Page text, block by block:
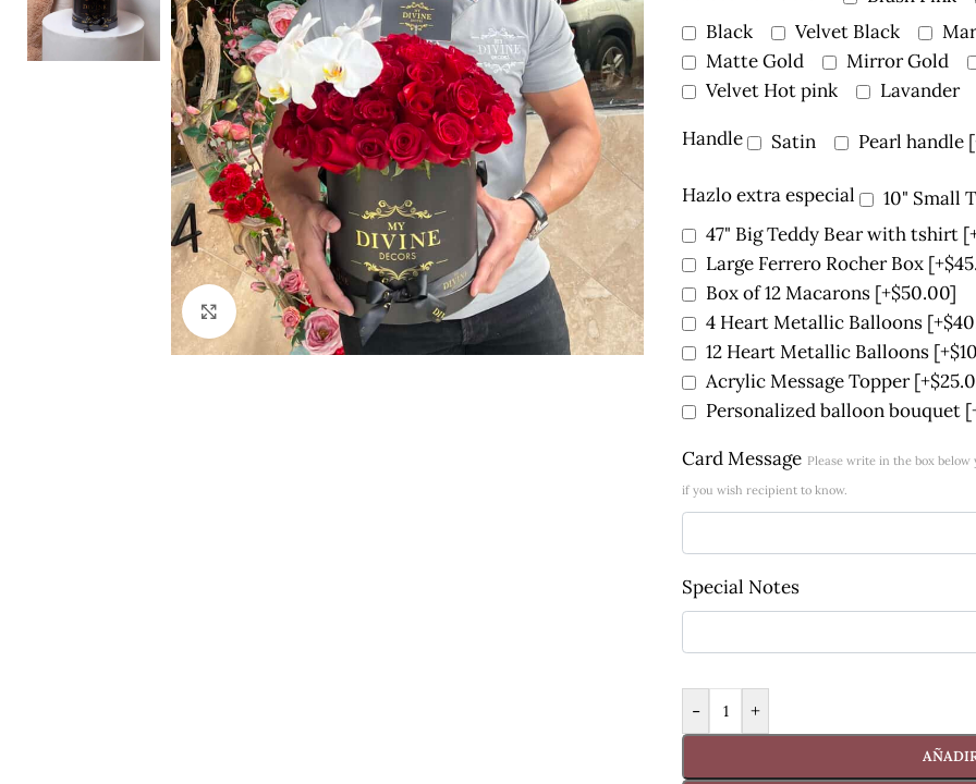
Clic para ampliar
Black
Velvet Black
Matte Gold
Mirror Gold
Velvet Hot pink
Lavander
Handle
Satin Pearl handle
Hazlo extra especial 10" Small
47" Big Teddy Bear with tshirt
Large Ferrero Rocher Box
Box of 12 Macarons [+$50.00]
4 Heart Metallic Balloons
12 Heart Metallic Balloons
Acrylic Message Topper
Personalized balloon bouquet
Card Message Please write in the box
if you wish recipient to know.
Special Notes
- +